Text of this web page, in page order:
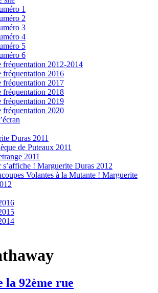
1
2
3
4
5
6
fréquentation 2012-2014
fréquentation 2016
fréquentation 2017
fréquentation 2018
fréquentation 2019
fréquentation 2020
Duras 2011
de Puteaux 2011
2011
s’affiche ! Marguerite Duras 2012
Volantes à la Mutante ! Marguerite
la 92ème rue